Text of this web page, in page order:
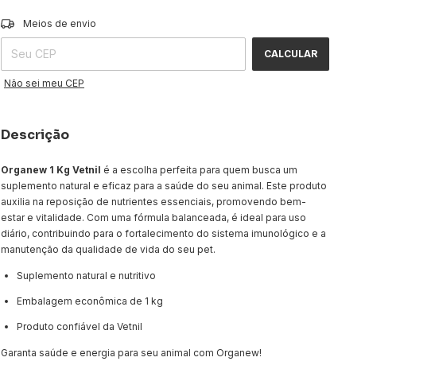
Entregas para o CEP:
Meios de envio
CALCULAR
Não sei meu CEP
Descrição
Organew 1 Kg Vetnil é a escolha perfeita para quem busca um
suplemento natural e eficaz para a saúde do seu animal. Este produto
auxilia na reposição de nutrientes essenciais, promovendo bem-
estar e vitalidade. Com uma fórmula balanceada, é ideal para uso
diário, contribuindo para o fortalecimento do sistema imunológico e a
manutenção da qualidade de vida do seu pet.
Suplemento natural e nutritivo
Embalagem econômica de 1 kg
Produto confiável da Vetnil
Garanta saúde e energia para seu animal com Organew!